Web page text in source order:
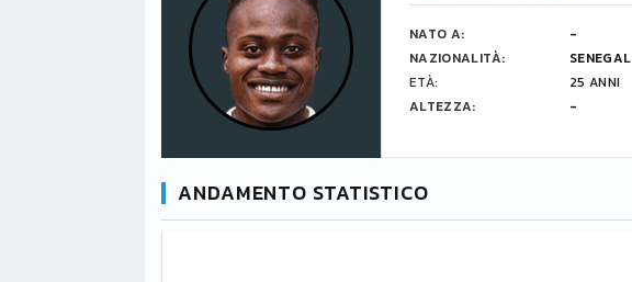
NATO A:
-
NAZIONALITÀ:
SENEGAL
ETÀ:
25 ANNI
ALTEZZA:
-
ANDAMENTO STATISTICO